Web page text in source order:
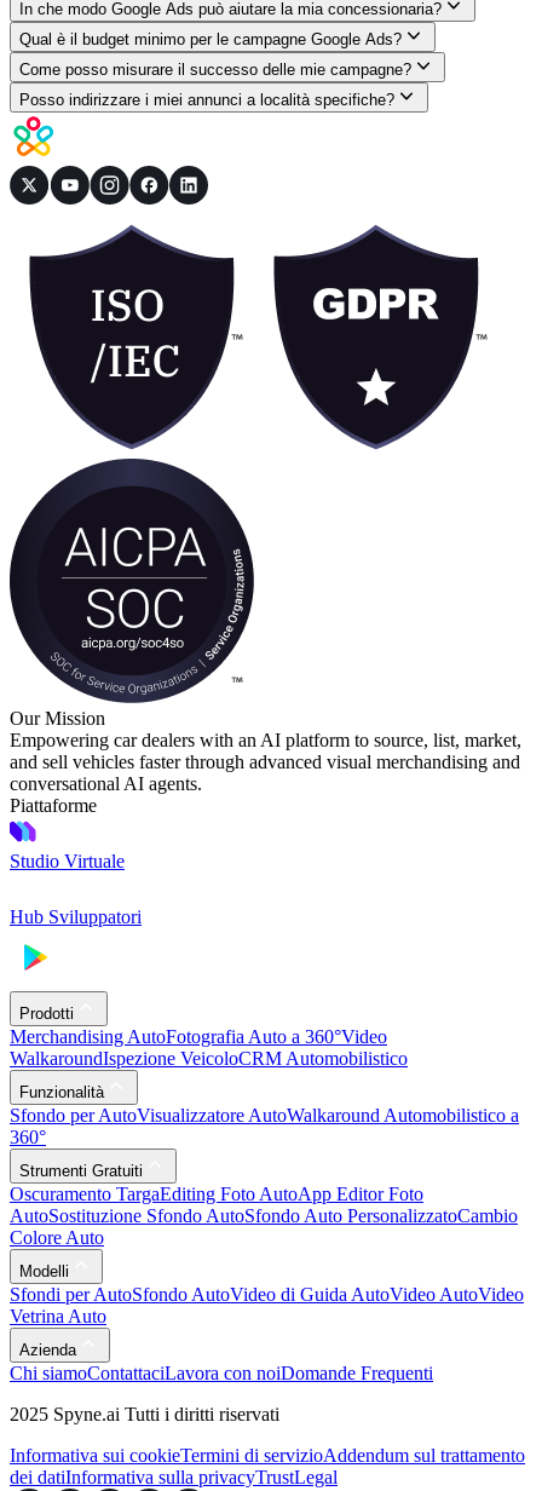
In che modo Google Ads può aiutare la mia concessionaria?
Qual è il budget minimo per le campagne Google Ads?
Come posso misurare il successo delle mie campagne?
Posso indirizzare i miei annunci a località specifiche?
Our Mission
Empowering car dealers with an AI platform to source, list, market,
and sell vehicles faster through advanced visual merchandising and
conversational AI agents.
Piattaforme
Studio Virtuale
Hub Sviluppatori
Prodotti
Merchandising AutoFotografia Auto a 360°Video
WalkaroundIspezione VeicoloCRM Automobilistico
Funzionalità
Sfondo per AutoVisualizzatore AutoWalkaround Automobilistico a
360°
Strumenti Gratuiti
Oscuramento TargaEditing Foto AutoApp Editor Foto
AutoSostituzione Sfondo AutoSfondo Auto PersonalizzatoCambio
Colore Auto
Modelli
Sfondi per AutoSfondo AutoVideo di Guida AutoVideo AutoVideo
Vetrina Auto
Azienda
Chi siamoContattaciLavora con noiDomande Frequenti
2025 Spyne.ai Tutti i diritti riservati
Informativa sui cookieTermini di servizioAddendum sul trattamento
dei datiInformativa sulla privacyTrustLegal